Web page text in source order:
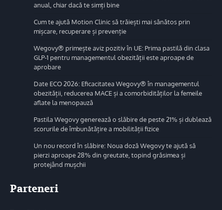
anual, chiar dacă te simți bine
Cum te ajută Motion Clinic să trăiești mai sănătos prin
mișcare, recuperare și prevenție
Wegovy® primește aviz pozitiv în UE: Prima pastilă din clasa
GLP-1 pentru managementul obezității este aproape de
aprobare
Date ECO 2026: Eficacitatea Wegovy® în managementul
obezității, reducerea MACE și a comorbidităților la femeile
aflate la menopauză
Pastila Wegovy generează o slăbire de peste 21% și dublează
scorurile de îmbunătățire a mobilității fizice
Un nou record în slăbire: Noua doză Wegovy te ajută să
pierzi aproape 28% din greutate, topind grăsimea și
protejând mușchii
Parteneri